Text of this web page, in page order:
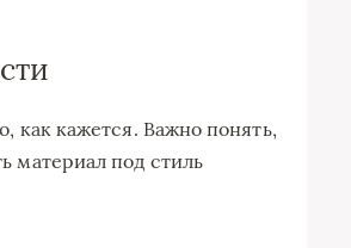
как кажется. Важно понять,
материал под стиль